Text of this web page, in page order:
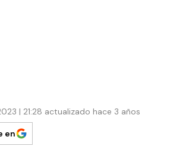
| 21:28 actualizado hace 3 años
en